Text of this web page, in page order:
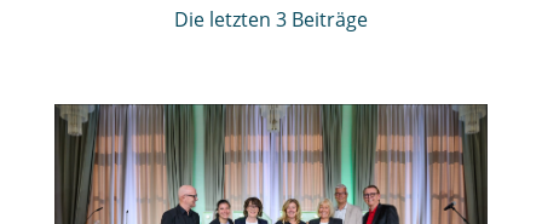
Die letzten 3 Beiträge